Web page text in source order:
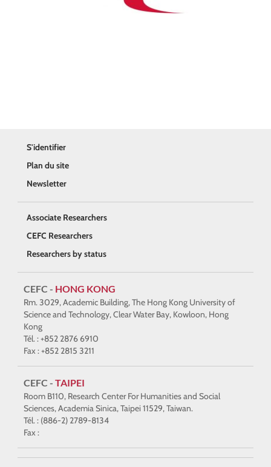
S'identifier
Plan du site
Newsletter
Associate Researchers
CEFC Researchers
Researchers by status
CEFC - HONG KONG
Rm. 3029, Academic Building, The Hong Kong University of
Science and Technology, Clear Water Bay, Kowloon, Hong
Kong
Tél. : +852 2876 6910
Fax : +852 2815 3211
CEFC - TAIPEI
Room B110, Research Center For Humanities and Social
Sciences, Academia Sinica, Taipei 11529, Taiwan.
Tél. : (886-2) 2789-8134
Fax :